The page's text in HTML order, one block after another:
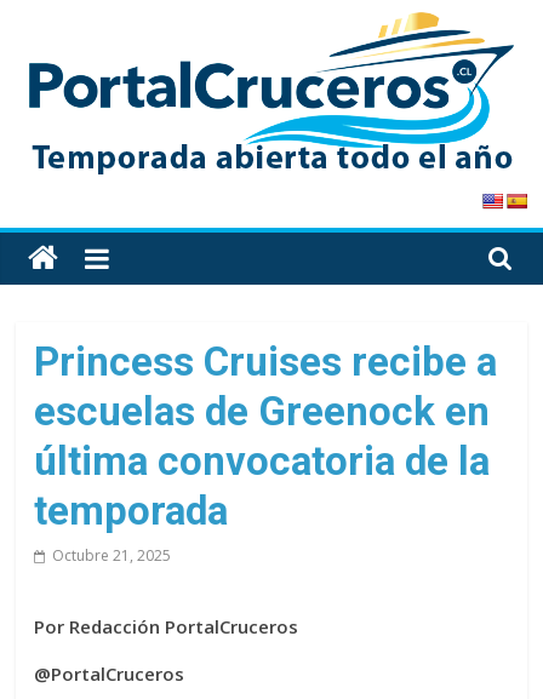
content
PortalCruceros
Toda
la
de
cruceros
en
solo
sitio
Princess Cruises recibe a
escuelas de Greenock en
última convocatoria de la
temporada
Octubre 21, 2025
Por Redacción PortalCruceros
@PortalCruceros